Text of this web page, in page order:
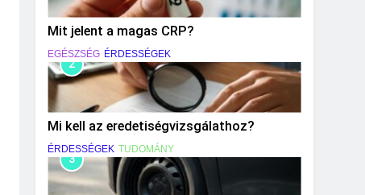
Mit jelent a magas CRP?
EGÉSZSÉG ÉRDESSÉGEK
2
Mi kell az eredetiségvizsgálathoz?
ÉRDESSÉGEK TUDOMÁNY
3